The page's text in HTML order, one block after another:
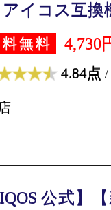
イコス互換
無料 4,730
4.84点 /
IQOS 公式】